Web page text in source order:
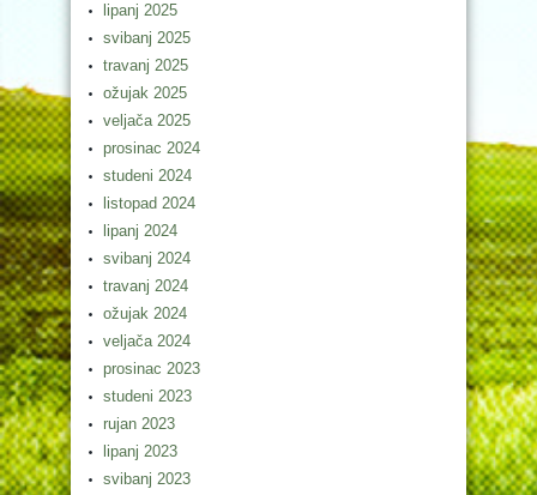
lipanj 2025
svibanj 2025
travanj 2025
ožujak 2025
veljača 2025
prosinac 2024
studeni 2024
listopad 2024
lipanj 2024
svibanj 2024
travanj 2024
ožujak 2024
veljača 2024
prosinac 2023
studeni 2023
rujan 2023
lipanj 2023
svibanj 2023